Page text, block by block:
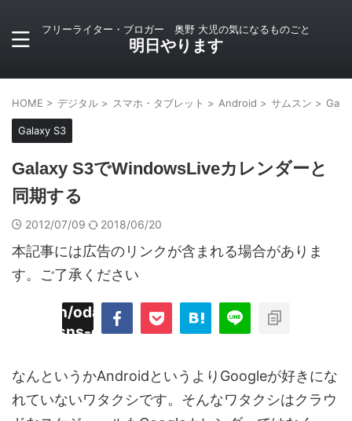
フリーライター・ブロガー 奥野 大児の気になるものごと
明日やります
HOME > デジタル > スマホ・タブレット > Android > サムスン >
Galaxy S3
Galaxy S3でWindowsLiveカレンダーと
同期する
2012/07/09 2018/06/20
本記事には広告のリンクが含まれる場合がありま
す。ご了承ください
odaiji.com/public_html/blog/wp-
sns-count-cache/sns-count-
なんというかAndroidというよりGoogleが好きにな
れていないワタクシです。そんなワタクシはクラウ